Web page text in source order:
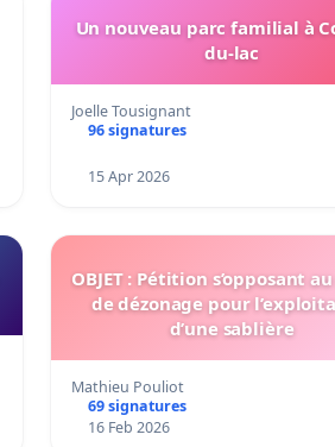
Un nouveau parc familial à
du-lac
Joelle Tousignant
96 signatures
15 Apr 2026
OBJET : Pétition s’opposant
de dézonage pour
d’une sablière
Mathieu Pouliot
69 signatures
16 Feb 2026